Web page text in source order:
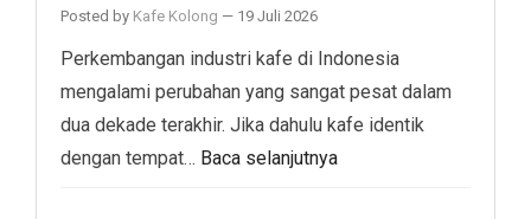
Posted by Kafe Kolong — 19 Juli 2026
Perkembangan industri kafe di Indonesia
mengalami perubahan yang sangat pesat dalam
dua dekade terakhir. Jika dahulu kafe identik
dengan tempat… Baca selanjutnya